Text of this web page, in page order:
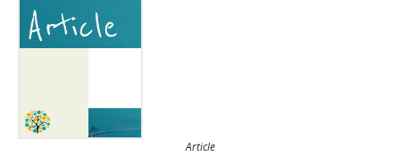
Article